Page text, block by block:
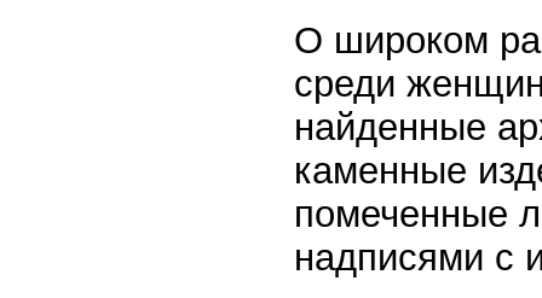
О широком
среди
найденные
каменные
помеченные
надписями с